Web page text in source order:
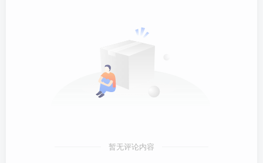
暂无评论内容